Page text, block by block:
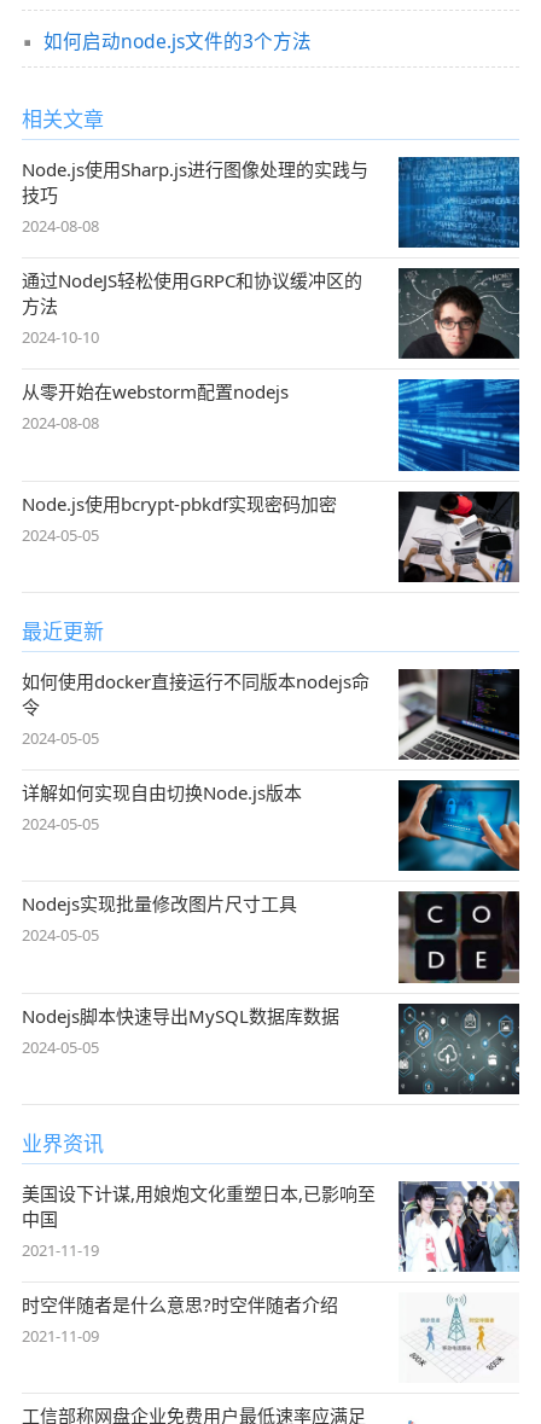
如何启动node.js文件的3个方法
相关文章
Node.js使用Sharp.js进行图像处理的实践与
技巧
2024-08-08
通过NodeJS轻松使用GRPC和协议缓冲区的
方法
2024-10-10
从零开始在webstorm配置nodejs
2024-08-08
Node.js使用bcrypt-pbkdf实现密码加密
2024-05-05
最近更新
如何使用docker直接运行不同版本nodejs命
令
2024-05-05
详解如何实现自由切换Node.js版本
2024-05-05
Nodejs实现批量修改图片尺寸工具
2024-05-05
Nodejs脚本快速导出MySQL数据库数据
2024-05-05
业界资讯
美国设下计谋,用娘炮文化重塑日本,已影响至
中国
2021-11-19
时空伴随者是什么意思?时空伴随者介绍
2021-11-09
工信部称网盘企业免费用户最低速率应满足